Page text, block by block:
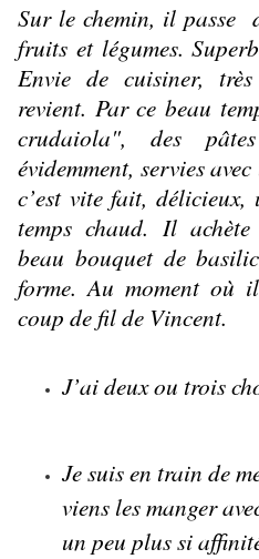
Sur le chemin, il passe
fruits et légumes.
Envie de cuisiner,
revient. Par ce beau
crudaiola", des
évidemment, servies
c’est vite fait, délicieux,
temps chaud. Il
beau bouquet de
forme. Au moment où
coup de fil de Vincent.
J’ai deux ou trois
Je suis en train de
viens les manger
un peu plus si